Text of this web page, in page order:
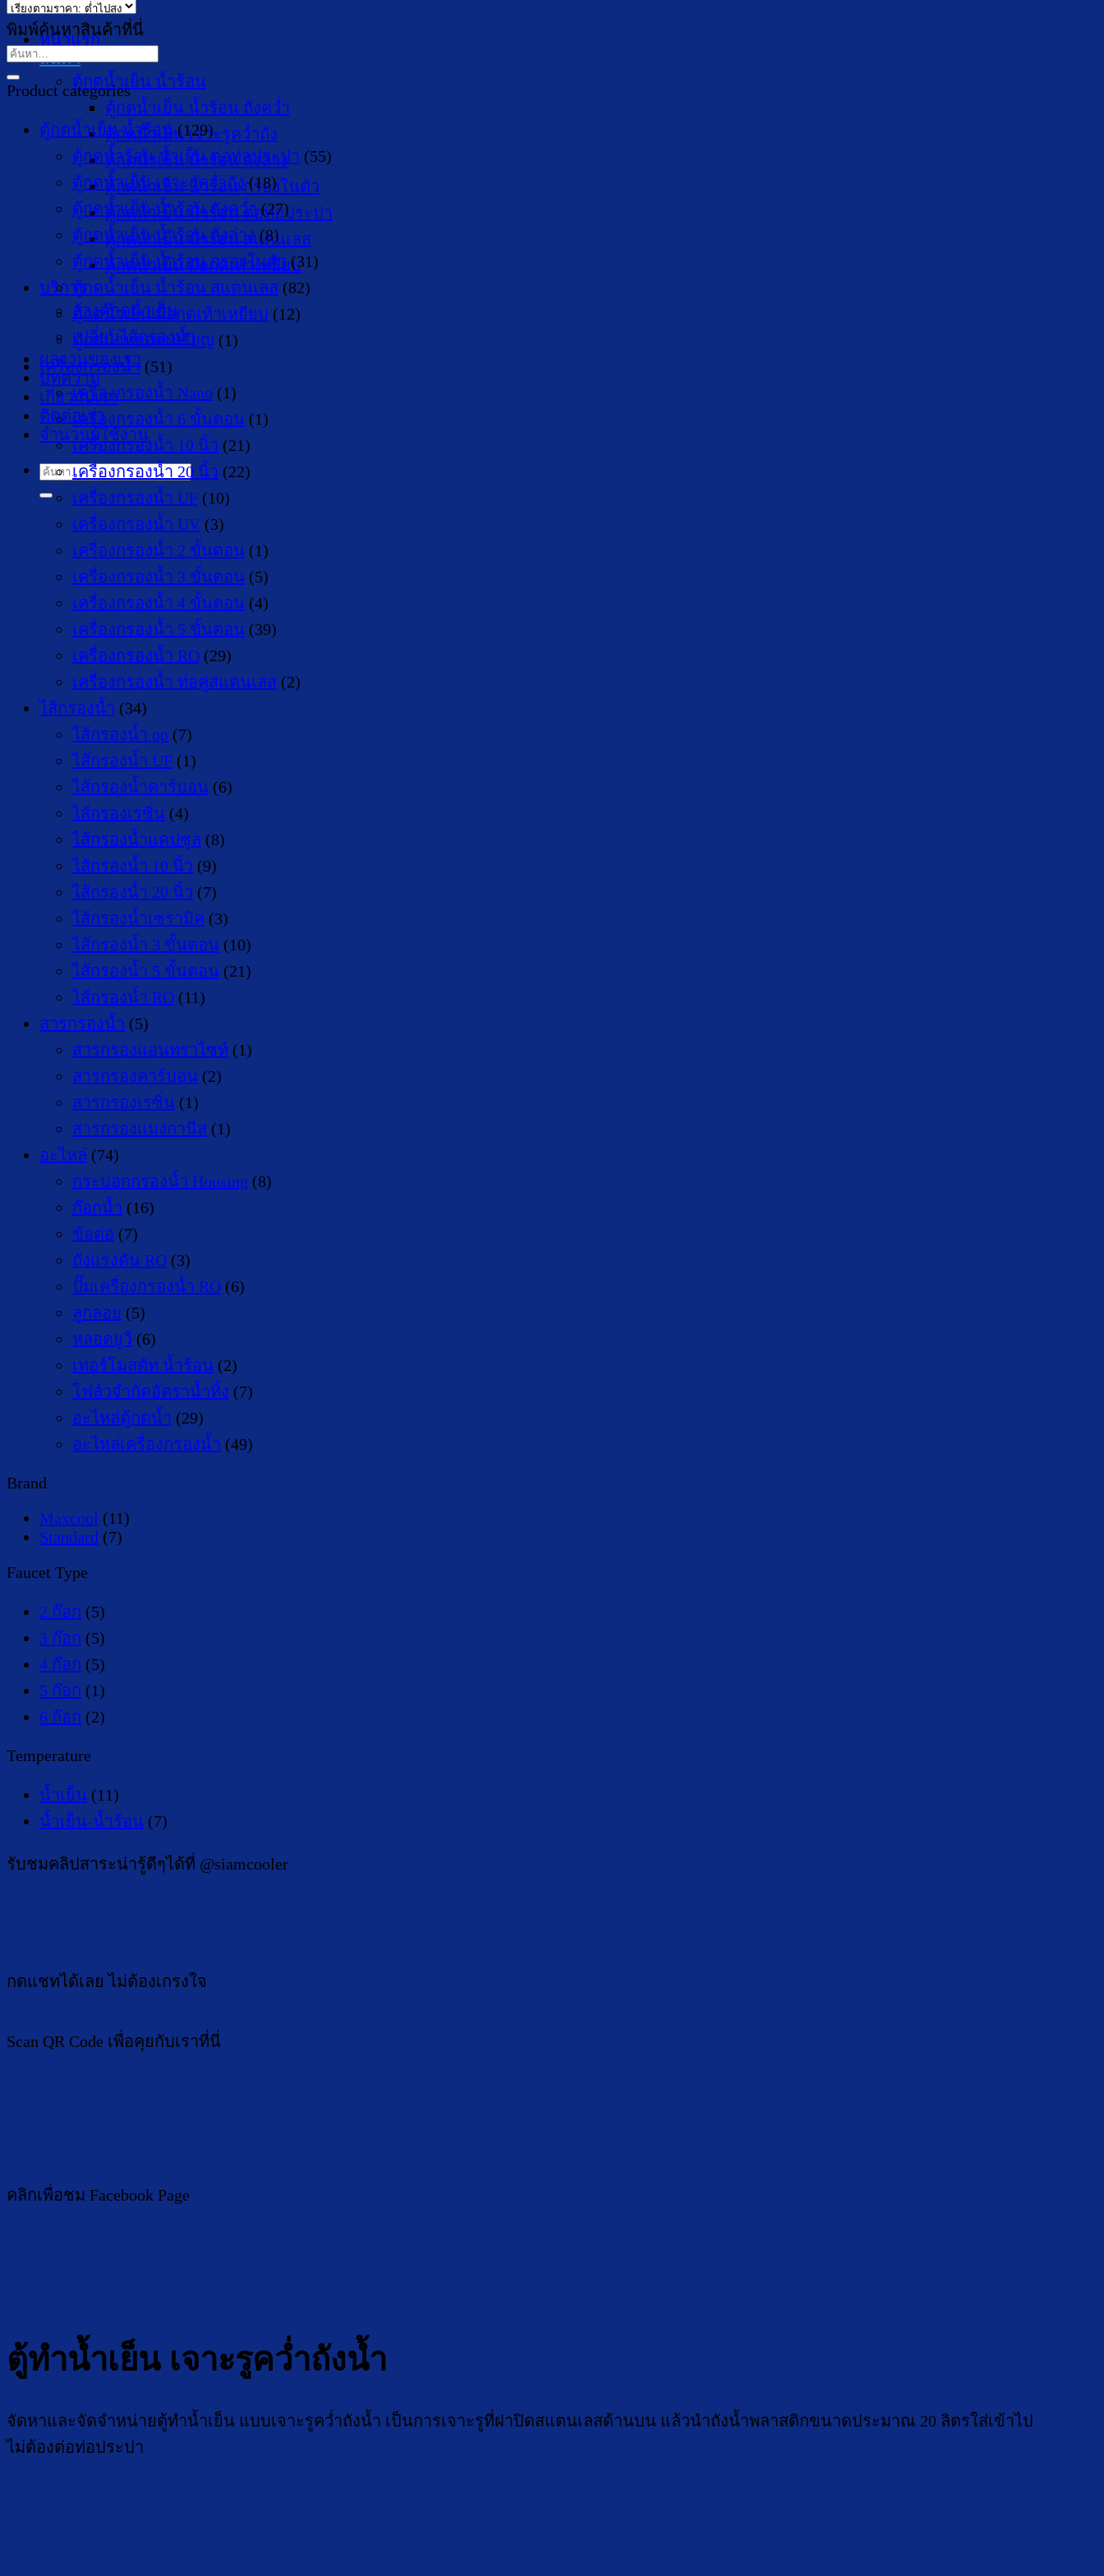
หน้าแรก
สินค้า
ตู้กดน้ำเย็น น้ำร้อน
ตู้กดน้ำเย็น น้ำร้อน ถังคว่ำ
ตู้กดน้ำเย็น เจาะรูคว่ำถัง
ตู้กดน้ำเย็น น้ำร้อน ถังล่าง
ตู้กดน้ำเย็น น้ำร้อน กรองในตัว
ตู้กดน้ำเย็น น้ำร้อน ต่อท่อประปา
ตู้กดน้ำเย็น น้ำร้อน สแตนเลส
ตู้กดน้ำเย็น มือกดเท้าเหยียบ
บริการ
ล้างตู้กดน้ำเย็น
เปลี่ยนไส้กรองน้ำ
ผลงานของเรา
บทความ
เกี่ยวกับเรา
ติดต่อเรา
จำนวนผู้ใช้งาน
ค้นหา:
พิมพ์ค้นหาสินค้าที่นี่
ค้นหา:
Product categories
ตู้กดน้ำเย็น น้ำร้อน (129)
ตู้กดน้ำร้อน น้ำเย็น ต่อท่อประปา (55)
ตู้กดน้ำเย็น เจาะรูคว่ำถัง (18)
ตู้กดน้ำเย็น น้ำร้อน ถังคว่ำ (27)
ตู้กดน้ำเย็น น้ำร้อน ถังล่าง (8)
ตู้กดน้ำเย็น น้ำร้อน กรองในตัว (31)
ตู้กดน้ำเย็น น้ำร้อน สแตนเลส (82)
ตู้กดน้ำเย็น มือกดเท้าเหยียบ (12)
ตู้กดน้ำหยอดเหรียญ (1)
เครื่องกรองน้ำ (51)
เครื่องกรองน้ำ Nano (1)
เครื่องกรองน้ำ 6 ขั้นตอน (1)
เครื่องกรองน้ำ 10 นิ้ว (21)
เครื่องกรองน้ำ 20 นิ้ว (22)
เครื่องกรองน้ำ UF (10)
เครื่องกรองน้ำ UV (3)
เครื่องกรองน้ำ 2 ขั้นตอน (1)
เครื่องกรองน้ำ 3 ขั้นตอน (5)
เครื่องกรองน้ำ 4 ขั้นตอน (4)
เครื่องกรองน้ำ 5 ขั้นตอน (39)
เครื่องกรองน้ำ RO (29)
เครื่องกรองน้ำ ท่อคู่สแตนเลส (2)
ไส้กรองน้ำ (34)
ไส้กรองน้ำ pp (7)
ไส้กรองน้ำ UF (1)
ไส้กรองน้ำคาร์บอน (6)
ไส้กรองเรซิ่น (4)
ไส้กรองน้ำแคปซูล (8)
ไส้กรองน้ำ 10 นิ้ว (9)
ไส้กรองน้ำ 20 นิ้ว (7)
ไส้กรองน้ำเซรามิค (3)
ไส้กรองน้ำ 3 ขั้นตอน (10)
ไส้กรองน้ำ 5 ขั้นตอน (21)
ไส้กรองน้ำ RO (11)
สารกรองน้ำ (5)
สารกรองแอนทราไซท์ (1)
สารกรองคาร์บอน (2)
สารกรองเรซิ่น (1)
สารกรองแมงกานีส (1)
อะไหล่ (74)
กระบอกกรองน้ำ Housing (8)
ก๊อกน้ำ (16)
ข้อต่อ (7)
ถังแรงดัน RO (3)
ปั๊มเครื่องกรองน้ำ RO (6)
ลูกลอย (5)
หลอดยูวี (6)
เทอร์โมสตัท น้ำร้อน (2)
โฟล์วจำกัดอัตราน้ำทิ้ง (7)
อะไหล่ตู้กดน้ำ (29)
อะไหล่เครื่องกรองน้ำ (49)
Brand
Maxcool (11)
Standard (7)
Faucet Type
2 ก๊อก (5)
3 ก๊อก (5)
4 ก๊อก (5)
5 ก๊อก (1)
6 ก๊อก (2)
Temperature
น้ำเย็น (11)
น้ำเย็น-น้ำร้อน (7)
รับชมคลิปสาระน่ารู้ดีๆได้ที่ @siamcooler
กดแชทได้เลย ไม่ต้องเกรงใจ
Scan QR Code เพื่อคุยกับเราที่นี่
คลิกเพื่อชม Facebook Page
ตู้ทำน้ำเย็น เจาะรูคว่ำถังน้ำ
จัดหาและจัดจำหน่ายตู้ทำน้ำเย็น แบบเจาะรูคว่ำถังน้ำ เป็นการเจาะรูที่ฝาปิดสแตนเลสด้านบน แล้วนำถังน้ำพลาสติกขนาดประมาณ 20 ลิตรใส่เข้าไป
ไม่ต้องต่อท่อประปา